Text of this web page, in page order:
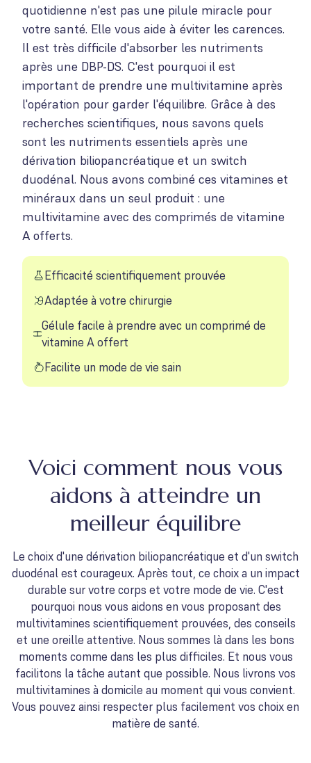
quotidienne n'est pas une pilule miracle pour
votre santé. Elle vous aide à éviter les carences.
Il est très difficile d'absorber les nutriments
après une DBP-DS. C'est pourquoi il est
important de prendre une multivitamine après
l'opération pour garder l'équilibre. Grâce à des
recherches scientifiques, nous savons quels
sont les nutriments essentiels après une
dérivation biliopancréatique et un switch
duodénal. Nous avons combiné ces vitamines et
minéraux dans un seul produit : une
multivitamine avec des comprimés de vitamine
A offerts.
Efficacité scientifiquement prouvée
Adaptée à votre chirurgie
Gélule facile à prendre avec un comprimé de
vitamine A offert
Facilite un mode de vie sain
Voici comment nous vous
aidons à atteindre un
meilleur équilibre
Le choix d'une dérivation biliopancréatique et d'un switch
duodénal est courageux. Après tout, ce choix a un impact
durable sur votre corps et votre mode de vie. C'est
pourquoi nous vous aidons en vous proposant des
multivitamines scientifiquement prouvées, des conseils
et une oreille attentive. Nous sommes là dans les bons
moments comme dans les plus difficiles. Et nous vous
facilitons la tâche autant que possible. Nous livrons vos
multivitamines à domicile au moment qui vous convient.
Vous pouvez ainsi respecter plus facilement vos choix en
matière de santé.